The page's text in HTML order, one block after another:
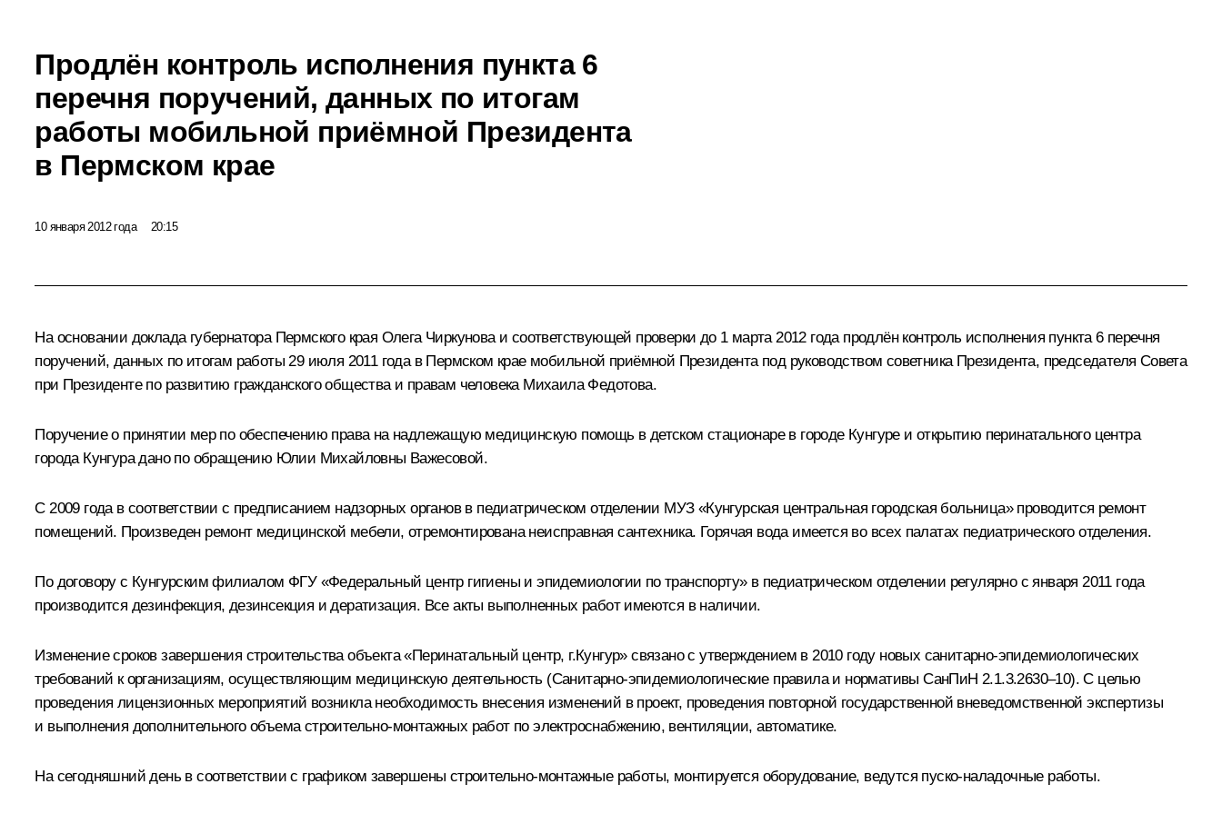
Продлён контроль исполнения пункта 6
перечня поручений, данных по итогам
работы мобильной приёмной Президента
в Пермском крае
10 января 2012 года 20:15
На основании доклада губернатора Пермского края Олега Чиркунова и соответствующей проверки до 1 марта 2012 года продлён контроль исполнения пункта 6 перечня
поручений, данных по итогам работы 29 июля 2011 года в Пермском крае мобильной приёмной Президента под руководством советника Президента, председателя Совета
при Президенте по развитию гражданского общества и правам человека Михаила Федотова.
Поручение о принятии мер по обеспечению права на надлежащую медицинскую помощь в детском стационаре в городе Кунгуре и открытию перинатального центра
города Кунгура дано по обращению Юлии Михайловны Важесовой.
С 2009 года в соответствии с предписанием надзорных органов в педиатрическом отделении МУЗ «Кунгурская центральная городская больница» проводится ремонт
помещений. Произведен ремонт медицинской мебели, отремонтирована неисправная сантехника. Горячая вода имеется во всех палатах педиатрического отделения.
По договору с Кунгурским филиалом ФГУ «Федеральный центр гигиены и эпидемиологии по транспорту» в педиатрическом отделении регулярно с января 2011 года
производится дезинфекция, дезинсекция и дератизация. Все акты выполненных работ имеются в наличии.
Изменение сроков завершения строительства объекта «Перинатальный центр, г.Кунгур» связано с утверждением в 2010 году новых санитарно-эпидемиологических
требований к организациям, осуществляющим медицинскую деятельность (Санитарно-эпидемиологические правила и нормативы СанПиН 2.1.3.2630–10). С целью
проведения лицензионных мероприятий возникла необходимость внесения изменений в проект, проведения повторной государственной вневедомственной экспертизы
и выполнения дополнительного объема строительно-монтажных работ по электроснабжению, вентиляции, автоматике.
На сегодняшний день в соответствии с графиком завершены строительно-монтажные работы, монтируется оборудование, ведутся пуско-наладочные работы.